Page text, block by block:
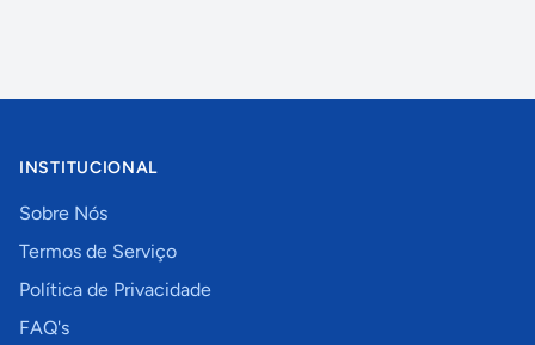
INSTITUCIONAL
Sobre Nós
Termos de Serviço
Política de Privacidade
FAQ's